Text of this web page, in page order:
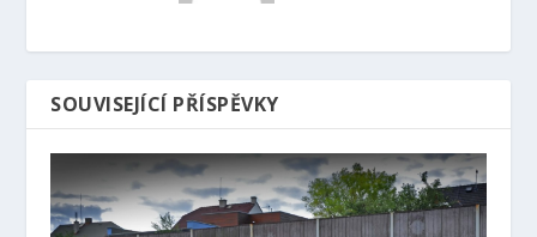
SOUVISEJÍCÍ PŘÍSPĚVKY